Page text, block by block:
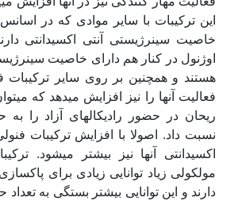
این ترکیبات با سایر موادی که در
خاصیت سینرژیستی آنتی اکسیدانتی
اوژنول در کنار هم دارای خاصیت
هستند و همچنین بر روی سایر ترکیبات
فعالیت آن‏ها را نیز افزایش می‏دهد که
ریحان در حضور رادیکال‏های آزاد را
نسبت داد. اصولا با افزایش ترکیبات
اکسیدانتی آن‏ها نیز بیشتر می‏شود.
مولکولی زیاد توانایی زیادی برای پاکسازی
دارند و این توانایی بیشتر بستگی به تعداد